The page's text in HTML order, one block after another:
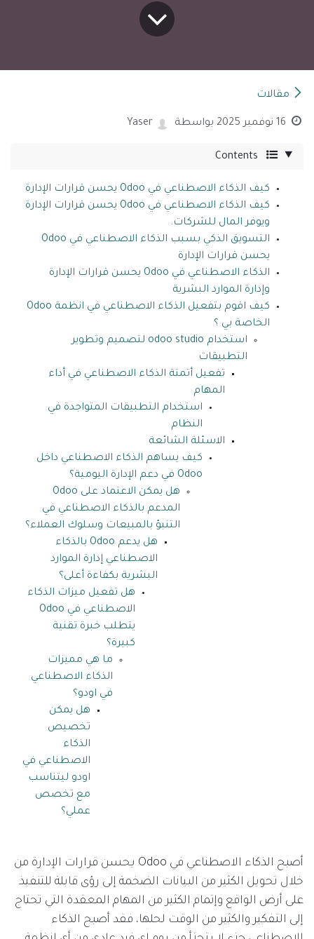
مقالات
16 نوفمبر 2025 بواسطة Yaser
Contents
كيف الذكاء الاصطناعي في Odoo يحسن قرارات الإدارة
كيف الذكاء الاصطناعي في Odoo يحسن قرارات الإدارة
ويوفر المال للشركات.
التسويق الذكي بسبب الذكاء الاصطناعي في Odoo
يحسن قرارات الإدارة
الذكاء الاصطناعي في Odoo يحسن قرارات الإدارة
وإدارة الموارد البشرية
كيف اقوم بتفعيل الذكاء الاصطناعي في انظمة Odoo
الخاصة بي ؟
استخدام odoo studio لتصميم وتطوير
التطبيقات
تفعيل أتمتة الذكاء الاصطناعي في أداء
المهام
استخدام التطبيقات المتواجدة في
النظام
الاسئلة الشائعة
كيف يساهم الذكاء الاصطناعي داخل
Odoo في دعم الإدارة اليومية؟
هل يمكن الاعتماد على Odoo
المدعم بالذكاء الاصطناعي في
التنبؤ بالمبيعات وسلوك العملاء؟
هل يدعم Odoo بالذكاء
الاصطناعي إدارة الموارد
البشرية بكفاءة أعلى؟
هل تفعيل ميزات الذكاء
الاصطناعي في Odoo
يتطلب خبرة تقنية
كبيرة؟
ما هي مميزات
الذكاء الاصطناعي
في اودو؟
هل يمكن
تخصيص
الذكاء
الاصطناعي في
اودو ليتناسب
مع تخصص
عملي؟
أصبح الذكاء الاصطناعي في Odoo يحسن قرارات الإدارة من
خلال تحويل الكثير من البيانات الضخمة إلى رؤى قابلة للتنفيذ
على أرض الواقع وإتمام الكثير من المهام المعقدة التي تحتاج
إلى التفكير والكثير من الوقت لحلها، فقد أصبح الذكاء